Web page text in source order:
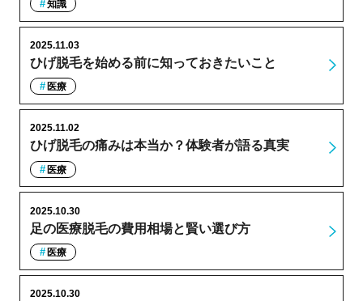
知識
ひげ脱毛を始める前に知っておきたいこと
2025.11.03
医療
ひげ脱毛の痛みは本当か？体験者が語る真実
2025.11.02
医療
足の医療脱毛の費用相場と賢い選び方
2025.10.30
医療
2025.10.30